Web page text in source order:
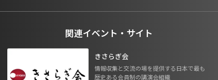
関連イベント・サイト
きさらぎ会
情報収集と交流の場を提供する日本で最も
歴史ある会員制の講演会組織